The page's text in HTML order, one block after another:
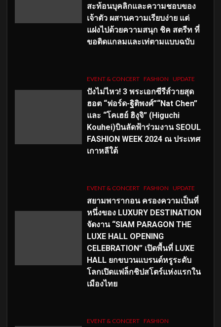
สะท้อนบุคลิกและความชอบของ
เจ้าตัว ผสานความเรียบง่าย แต่
แฝงไปด้วยความสนุก ชิค สตรีท ที่
ขอติดแกลมและเท่ตามแบบฉบับ
EVENT & CONCERT FASHION UPDATE
ปังไม่ไหว! 3 พระเอกซีรีส์วายสุด
ฮอต “ฟอร์ด-ฐิติพงศ์”“Nat Chen”
และ “โคเฮย์ ฮิงุจิ” (Higuchi
Kouhei)บินลัดฟ้าร่วมงาน SEOUL
FASHION WEEK 2024 ณ ประเทศ
เกาหลีใต้
EVENT & CONCERT FASHION UPDATE
สยามพารากอน ครองความเป็นที่
หนึ่งของ LUXURY DESTINATION
จัดงาน “SIAM PARAGON THE
LUXE HALL OPENING
CELEBRATION” เปิดพื้นที่ LUXE
HALL ยกขบวนแบรนด์หรูระดับ
โลกเปิดแฟล็กชิปสโตร์แห่งแรกใน
เมืองไทย
EVENT & CONCERT FASHION